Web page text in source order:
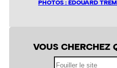
PHOTOS : ÉDOUARD
VOUS CHERCHEZ